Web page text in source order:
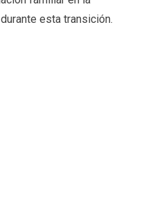
esta transición.